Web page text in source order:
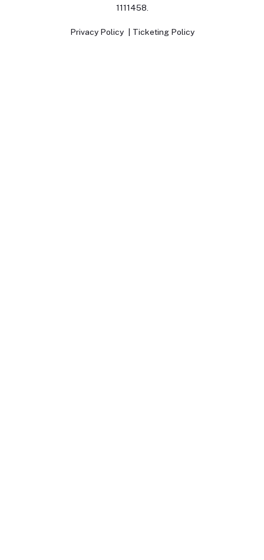
1111458.
Privacy Policy Ticketing Policy